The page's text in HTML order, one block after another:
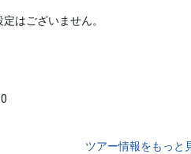
はございません。
ツアー情報をもっと